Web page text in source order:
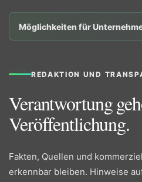
Möglichkeiten für
REDAKTION UND
Verantwortung
Veröffentlichung.
Fakten, Quellen und
erkennbar bleiben. Hinweise